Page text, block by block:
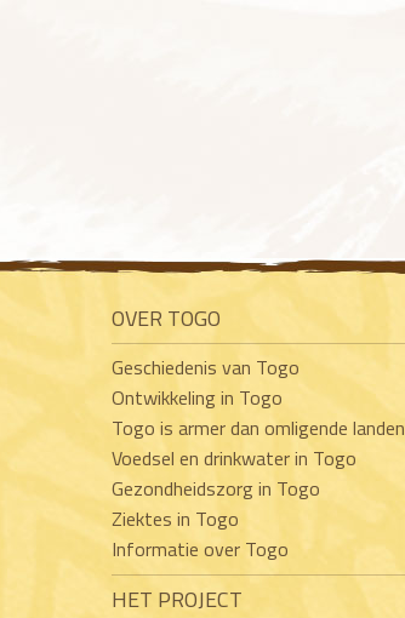
OVER TOGO
Geschiedenis van Togo
Ontwikkeling in Togo
Togo is armer dan omligende landen
Voedsel en drinkwater in Togo
Gezondheidszorg in Togo
Ziektes in Togo
Informatie over Togo
HET PROJECT